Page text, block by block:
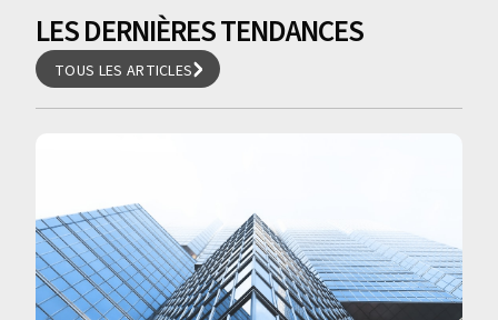
LES DERNIÈRES TENDANCES
TOUS LES ARTICLES
TOUS LES ARTICLES